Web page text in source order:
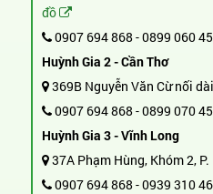
đồ
0907 694 868 -0899 060
Huỳnh Gia 2 - Cần Thơ
369B Nguyễn Văn Cừ nối
0907 694 868 -0899 070
Huỳnh Gia 3 - Vĩnh Long
37A Phạm Hùng, Khóm 2,
0907 694 868 -0939 310